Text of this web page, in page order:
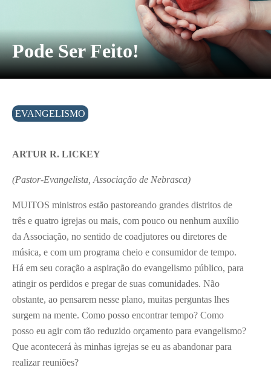
Pode Ser Feito!
EVANGELISMO
ARTUR R. LICKEY
(Pastor-Evangelista, Associação de Nebrasca)
MUITOS ministros estão pastoreando grandes distritos de
três e quatro igrejas ou mais, com pouco ou nenhum auxílio
da Associação, no sentido de coadjutores ou diretores de
música, e com um programa cheio e consumidor de tempo.
Há em seu coração a aspiração do evangelismo público, para
atingir os perdidos e pregar de suas comunidades. Não
obstante, ao pensarem nesse plano, muitas perguntas lhes
surgem na mente. Como posso encontrar tempo? Como
posso eu agir com tão reduzido orçamento para evangelismo?
Que acontecerá às minhas igrejas se eu as abandonar para
realizar reuniões?